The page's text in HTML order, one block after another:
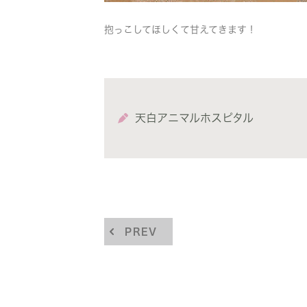
抱っこしてほしくて甘えてきます！
天白アニマルホスピタル
PREV